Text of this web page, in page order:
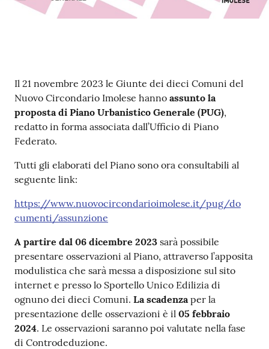
Contenuto
Il 21 novembre 2023 le Giunte dei dieci Comuni del
Nuovo Circondario Imolese hanno assunto la
proposta di Piano Urbanistico Generale (PUG),
redatto in forma associata dall’Ufficio di Piano
Federato.
Tutti gli elaborati del Piano sono ora consultabili al
seguente link:
https://www.nuovocircondarioimolese.it/pug/do
cumenti/assunzione
A partire dal 06 dicembre 2023 sarà possibile
presentare osservazioni al Piano, attraverso l’apposita
modulistica che sarà messa a disposizione sul sito
internet e presso lo Sportello Unico Edilizia di
ognuno dei dieci Comuni. La scadenza per la
presentazione delle osservazioni è il 05 febbraio
2024. Le osservazioni saranno poi valutate nella fase
di Controdeduzione.